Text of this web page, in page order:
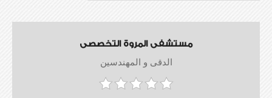
مستشفى المروة التخصصى
الدقى و المهندسين